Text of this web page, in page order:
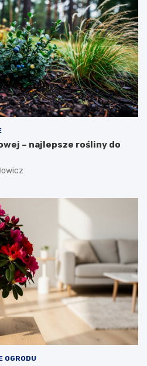
– najlepsze rośliny do
OGRODU